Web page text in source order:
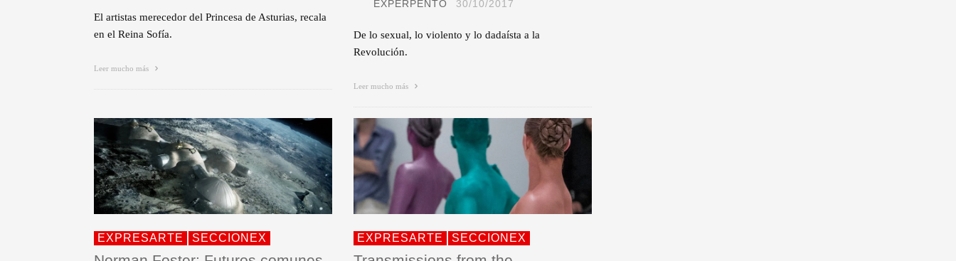
El artistas merecedor del Princesa de Asturias, recala
en el Reina Sofía.
Leer mucho más
EXPERPENTO 30/10/2017
De lo sexual, lo violento y lo dadaísta a la
Revolución.
Leer mucho más
EXPRESARTE SECCIONEX EXPRESARTE SECCIONEX